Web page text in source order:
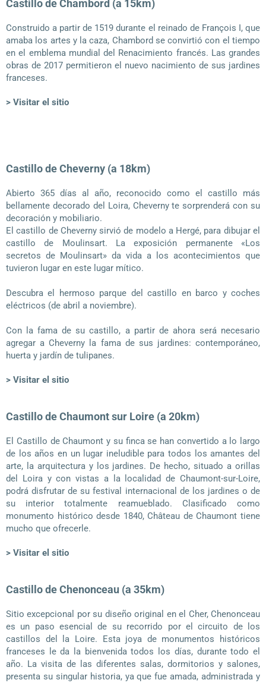
Castillo de Chambord (a 15km)
Construido a partir de 1519 durante el reinado de François I, que
amaba los artes y la caza, Chambord se convirtió con el tiempo
en el emblema mundial del Renacimiento francés. Las grandes
obras de 2017 permitieron el nuevo nacimiento de sus jardines
franceses.
> Visitar el sitio
Castillo de Cheverny (a 18km)
Abierto 365 días al año, reconocido como el castillo más
bellamente decorado del Loira, Cheverny te sorprenderá con su
decoración y mobiliario.
El castillo de Cheverny sirvió de modelo a Hergé, para dibujar el
castillo de Moulinsart. La exposición permanente «Los
secretos de Moulinsart» da vida a los acontecimientos que
tuvieron lugar en este lugar mítico.
Descubra el hermoso parque del castillo en barco y coches
eléctricos (de abril a noviembre).
Con la fama de su castillo, a partir de ahora será necesario
agregar a Cheverny la fama de sus jardines: contemporáneo,
huerta y jardín de tulipanes.
> Visitar el sitio
Castillo de Chaumont sur Loire (a 20km)
El Castillo de Chaumont y su finca se han convertido a lo largo
de los años en un lugar ineludible para todos los amantes del
arte, la arquitectura y los jardines. De hecho, situado a orillas
del Loira y con vistas a la localidad de Chaumont-sur-Loire,
podrá disfrutar de su festival internacional de los jardines o de
su interior totalmente reamueblado. Clasificado como
monumento histórico desde 1840, Château de Chaumont tiene
mucho que ofrecerle.
> Visitar el sitio
Castillo de Chenonceau (a 35km)
Sitio excepcional por su diseño original en el Cher, Chenonceau
es un paso esencial de su recorrido por el circuito de los
castillos del la Loire. Esta joya de monumentos históricos
franceses le da la bienvenida todos los días, durante todo el
año. La visita de las diferentes salas, dormitorios y salones,
presenta su singular historia, ya que fue amada, administrada y